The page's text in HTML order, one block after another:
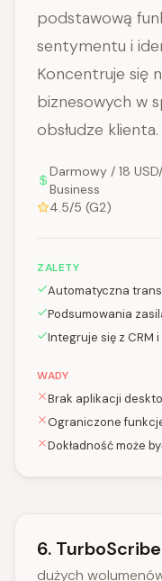
podstawową
sentymentu i
Koncentruje się
biznesowych w
obsłudze klienta.
Darmowy / 18
Business
4.5/5 (G2)
ZALETY
Automatyczna
Podsumowania
Integruje się z CRM
WADY
Brak aplikacji
Ograniczone
Dokładność może
6. TurboScribe
dużych